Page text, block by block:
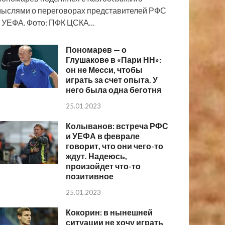
о переговорах представителей РФС
УЕФА. Фото: ПФК ЦСКА…
Пономарев — о
Глушакове в «Пари НН»:
он не Месси, чтобы
играть за счет опыта. У
него была одна беготня
25.01.2023
Колыванов: встреча РФС
и УЕФА в феврале
говорит, что они чего-то
ждут. Надеюсь,
произойдет что-то
позитивное
25.01.2023
Кокорин: в нынешней
ситуации не хочу играть